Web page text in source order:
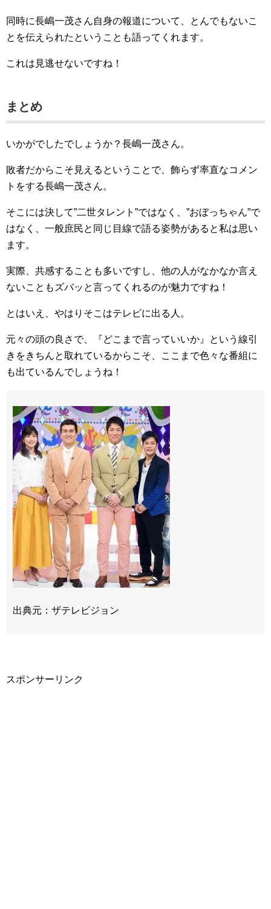
同時に長嶋一茂さん自身の報道について、とんでもないこ
とを伝えられたということも語ってくれます。
これは見逃せないですね！
まとめ
いかがでしたでしょうか？長嶋一茂さん。
敗者だからこそ見えるということで、飾らず率直なコメン
トをする長嶋一茂さん。
そこには決して”二世タレント”ではなく、”おぼっちゃん”で
はなく、一般庶民と同じ目線で語る姿勢があると私は思い
ます。
実際、共感することも多いですし、他の人がなかなか言え
ないこともズバッと言ってくれるのが魅力ですね！
とはいえ、やはりそこはテレビに出る人。
元々の頭の良さで、『どこまで言っていいか』という線引
きをきちんと取れているからこそ、ここまで色々な番組に
も出ているんでしょうね！
出典元：ザテレビジョン
スポンサーリンク